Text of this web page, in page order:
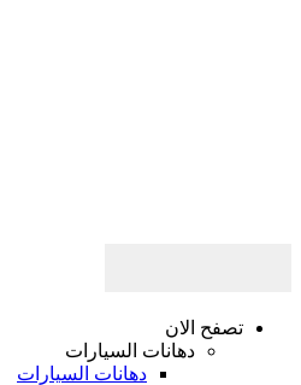
تصفح الان
دهانات السيارات
دهانات السيارات